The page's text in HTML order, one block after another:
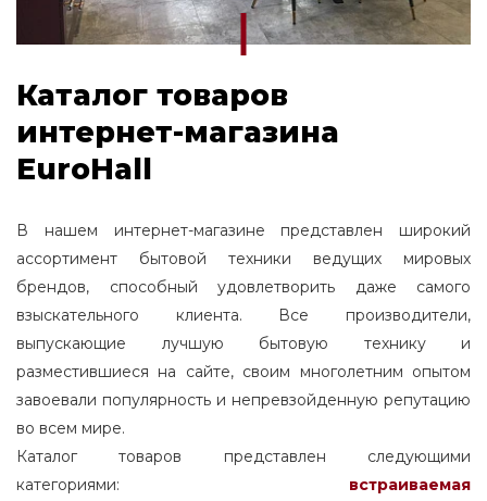
Каталог товаров
интернет-магазина
EuroHall
В нашем интернет-магазине представлен широкий
ассортимент бытовой техники ведущих мировых
брендов, способный удовлетворить даже самого
взыскательного клиента. Все производители,
выпускающие лучшую бытовую технику и
разместившиеся на сайте, своим многолетним опытом
завоевали популярность и непревзойденную репутацию
во всем мире.
Каталог товаров представлен следующими
категориями: встраиваемая